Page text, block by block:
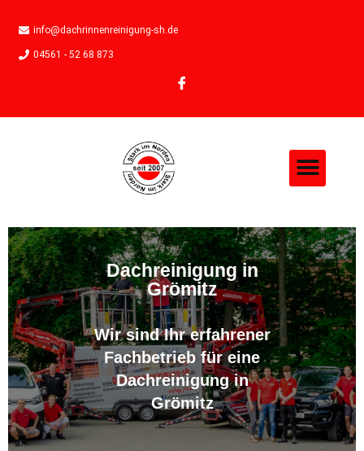
info@dachrinnenreinigung-sh.de
04561 - 52 68 873
Dachreinigung in
Grömitz
Wir sind Ihr erfahrener
Fachbetrieb für eine
Dachreinigung in
Grömitz